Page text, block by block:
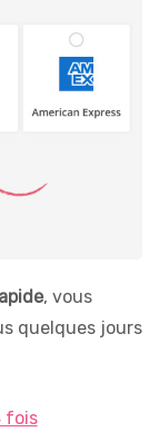
, vous
quelques jours
fois